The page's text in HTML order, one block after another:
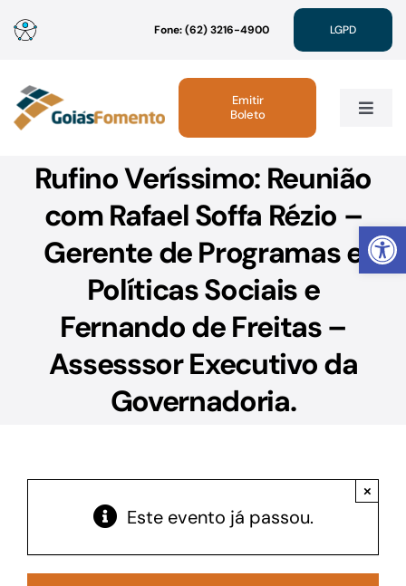
Abrir
para
conteúdo
Fone: (62) 3216-4900 LGPD
Toggle
Institucional
Atendimento
Sustentabilidade
Acesso à Informação
Emitir
Boleto
Rufino Veríssimo: Reunião
com Rafael Soffa Rézio –
Gerente de Programas e
Políticas Sociais e
Fernando de Freitas –
Assesssor Executivo da
Governadoria.
Este evento já passou.
×